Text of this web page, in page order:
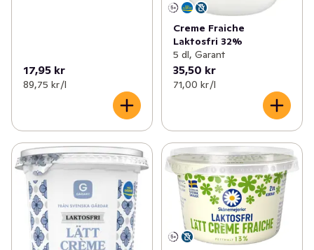
17,95 kr
89,75 kr /l
Creme Fraiche
Laktosfri 32%
5 dl, Garant
35,50 kr
71,00 kr /l